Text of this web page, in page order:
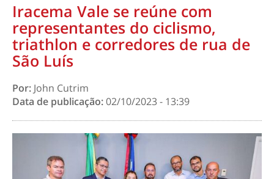
Iracema Vale se reúne com
representantes do ciclismo,
triathlon e corredores de rua de
São Luís
Por: John Cutrim
Data de publicação:02/10/2023 - 13:39